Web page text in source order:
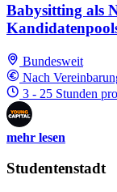
Babysitting als
Bundesweit
Nach
3 - 25 Stunden
mehr lesen
Studentenstadt